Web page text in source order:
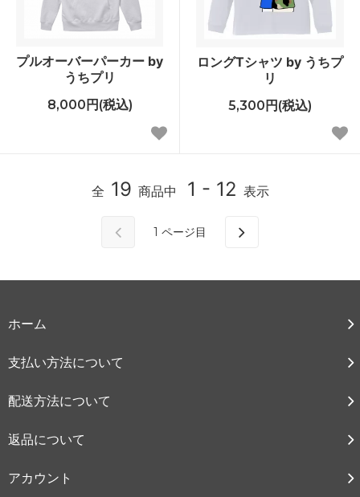
プルオーバーパーカー by
うちプリ
8,000円(税込)
ロングTシャツ by うちプ
リ
5,300円(税込)
全 19 商品中 1 - 12 表示
1 ページ目
ホーム
支払い方法について
配送方法について
返品について
アカウント